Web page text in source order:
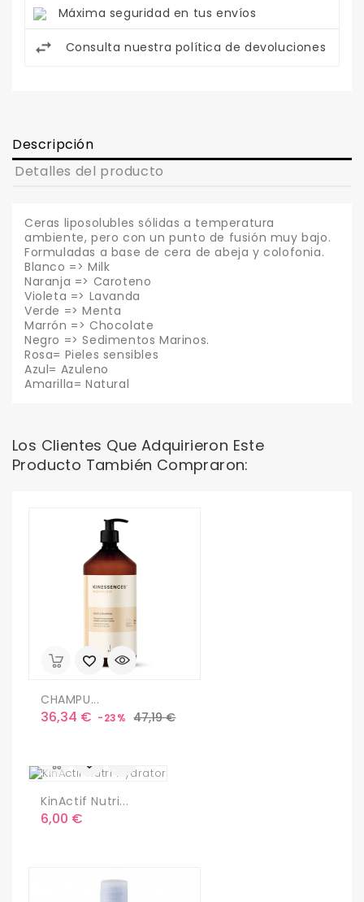
Máxima seguridad en tus envíos
Consulta nuestra política de devoluciones
Descripción
Detalles del producto
Ceras liposolubles sólidas a temperatura
ambiente, pero con un punto de fusión muy bajo.
Formuladas a base de cera de abeja y colofonia.
Blanco => Milk
Naranja => Caroteno
Violeta => Lavanda
Verde => Menta
Marrón => Chocolate
Negro => Sedimentos Marinos.
Rosa= Pieles sensibles
Azul= Azuleno
Amarilla= Natural
Los Clientes Que Adquirieron Este
Producto También Compraron:
CHAMPU...
Precio
36,34 € -23% Precio
47,19 €
KinActif Nutri...
Precio
6,00 €